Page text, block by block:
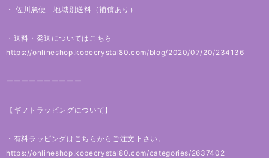
・ 佐川急便 地域別送料（補償あり）
・送料・発送についてはこちら
https://onlineshop.kobecrystal80.com/blog/2020/07/20/234136
ーーーーーーーーーー
【ギフトラッピングについて】
・有料ラッピングはこちらからご注文下さい。
https://onlineshop.kobecrystal80.com/categories/2637402